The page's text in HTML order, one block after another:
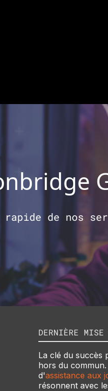
rapide de nos
DERNIÈRE
La clé du succès
hors du
d'assistance aux
résonnent avec